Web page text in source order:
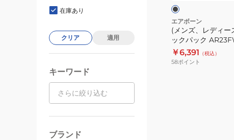
ッ
ズ)
バ
ッ
ク
エアボーン
(メンズ、レディー
ックパック
BAG001BLK リュ
￥6,391 （税込）
58ポイント
在庫あり
クリア 適用
キーワード
ブランド